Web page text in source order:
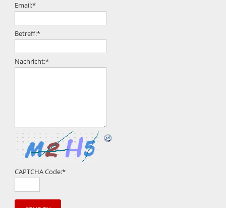
Email:*
Betreff:*
Nachricht:*
CAPTCHA Code:*